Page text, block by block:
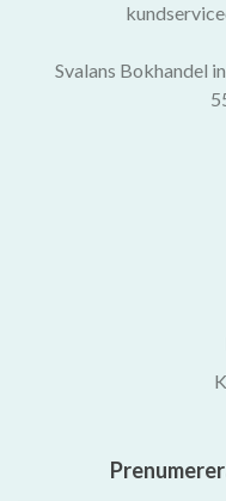
Svalans Bokhandel